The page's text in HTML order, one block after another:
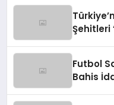
Şehitleri
Futbol
Bahis